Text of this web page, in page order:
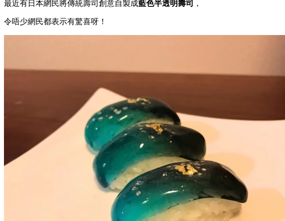
最近有日本網民將傳統壽司創意自製成藍色半透明壽司 ，
令唔少網民都表示有驚喜呀！